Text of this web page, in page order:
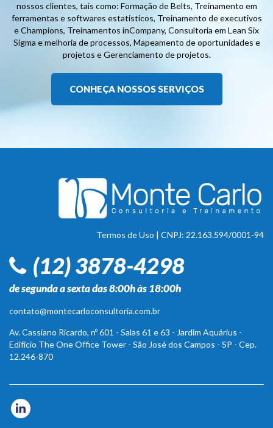
nossos clientes, tais como: Formação de Belts, Treinamento em
ferramentas e softwares estatisticos, Treinamento de executivos
e Champions, Treinamentos inCompany, Consultoria em Lean Six
Sigma e melhoria de processos, Mapeamento de oportunidades e
projetos e Gerenciamento de projetos.
CONHEÇA NOSSOS SERVIÇOS
Termos de Uso | CNPJ: 22.163.594/0001-94
(12) 3878-4298
de segunda a sexta das 8:00h às 18:00h
contato@montecarloconsultoria.com.br
Av. Cassiano Ricardo, nº 601 - Salas 61 e 63 - Jardim Aquárius -
Edifício The One Office Tower - São José dos Campos - SP - Cep.
12.246-870